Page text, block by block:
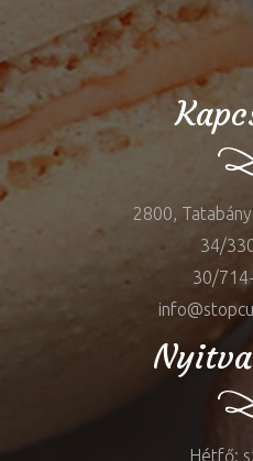
2800,
34/
30/
Hétfő: